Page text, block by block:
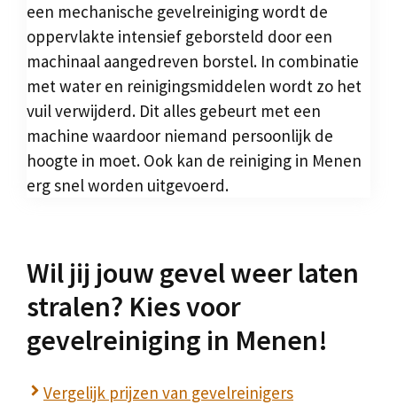
een mechanische gevelreiniging wordt de
oppervlakte intensief geborsteld door een
machinaal aangedreven borstel. In combinatie
met water en reinigingsmiddelen wordt zo het
vuil verwijderd. Dit alles gebeurt met een
machine waardoor niemand persoonlijk de
hoogte in moet. Ook kan de reiniging in Menen
erg snel worden uitgevoerd.
Wil jij jouw gevel weer laten
stralen? Kies voor
gevelreiniging in Menen!
Vergelijk prijzen van gevelreinigers